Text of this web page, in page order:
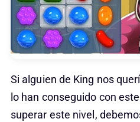
Si alguien de King nos
lo han conseguido con
superar este nivel,